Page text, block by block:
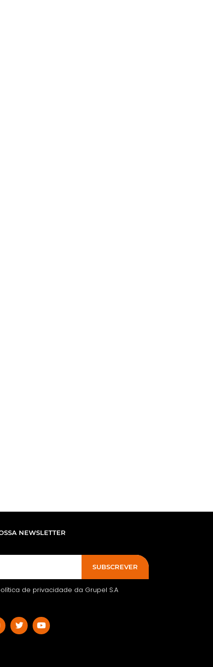
NEWSLETTER
SUBSCREVER
de privacidade da Grupel S.A